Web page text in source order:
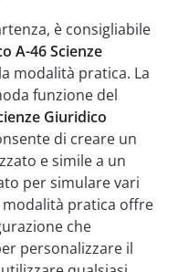
è consigliabile
A-46 Scienze
modalità pratica. La
funzione del
Giuridico
di creare un
e simile a un
per simulare vari
modalità pratica offre
che
personalizzare il